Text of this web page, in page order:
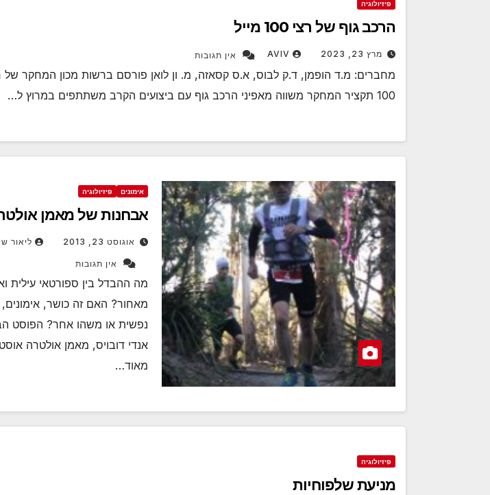
פיזיולוגיה
הרכב גוף של רצי 100 מייל
מרץ 23, 2023 AVIV אין תגובות
מחברים: מ.ד הופמן, ד.ק לבוס, א.ס קסאזה, מ. ון לואן פורסם ברשות מכון המחקר של
100 תקציר המחקר משווה מאפיני הרכב גוף עם ביצועים הקרב משתתפים במרוץ ל…
אימונים פיזיולוגיה
אבחנות של מאמן
אוגוסט 23, 2013 ליאור
אין תגובות
מה ההבדל בין ספורטאי עילית
מאחור? האם זה כושר, אימונים,
נפשית או משהו אחר? הפוסט
אנדי דובויס, מאמן אולטרה
מאוד…
פיזיולוגיה
מניעת שלפוחיות